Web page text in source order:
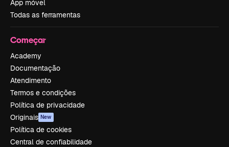
App móvel
Todas as ferramentas
Começar
Academy
Documentação
Atendimento
Termos e condições
Política de privacidade
Originais New
Política de cookies
Central de confiabilidade